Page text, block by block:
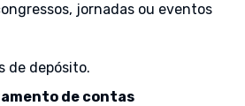
jornadas ou eventos
de depósito.
de contas